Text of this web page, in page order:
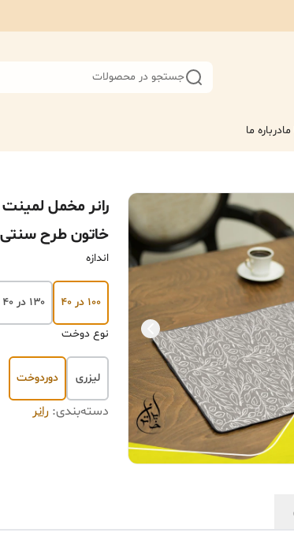
جستجو در محصولات
درباره ما
رانر مخمل
خاتون طرح سنتی
اندازه
۱۰۰ در ۴۰ ۱۳۰ در ۴۰
نوع دوخت
لیزری دوردوخت
دسته‌بندی: رانر